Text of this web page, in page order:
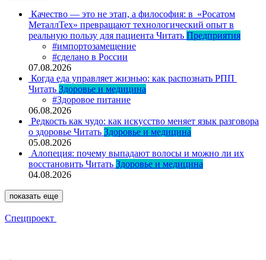
Качество — это не этап, а философия: в «Росатом
МеталлТех» превращают технологический опыт в
реальную пользу для пациента Читать Предприятия
#импортозамещение
#сделано в России
07.08.2026
Когда еда управляет жизнью: как распознать РПП
Читать Здоровье и медицина
#Здоровое питание
06.08.2026
Редкость как чудо: как искусство меняет язык разговора
о здоровье Читать Здоровье и медицина
05.08.2026
Алопеция: почему выпадают волосы и можно ли их
восстановить Читать Здоровье и медицина
04.08.2026
показать еще
Спецпроект